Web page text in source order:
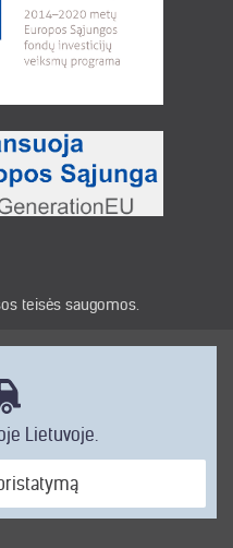
teisės saugomos.
Lietuvoje.